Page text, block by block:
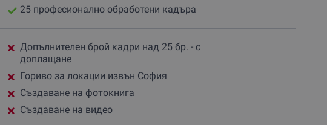
25 професионално обработени кадъра
Допълнителен брой кадри над 25 бр. - с
доплащане
Гориво за локации извън София
Създаване на фотокнига
Създаване на видео